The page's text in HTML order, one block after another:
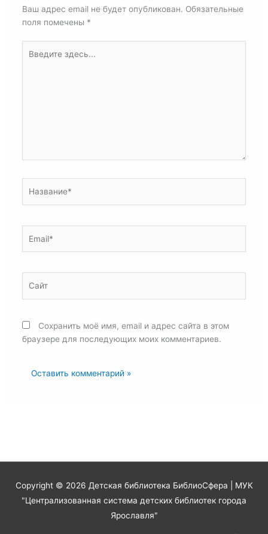
Ваш адрес email не будет опубликован. Обязательные
поля помечены *
здесь...
Сохранить моё имя, email и адрес сайта в этом
браузере для последующих моих комментариев.
Copyright © 2026 Детская библиотека БиблиоСфера | МУК
"Централизованная система детских библиотек города
Ярославля"